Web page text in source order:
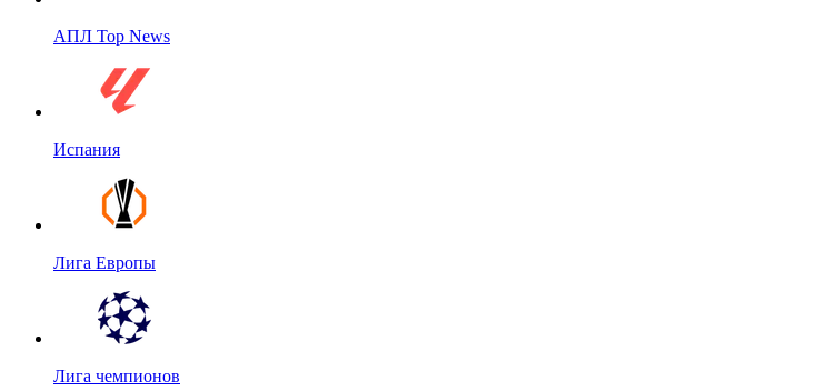
АПЛ Top News
Испания
Лига Европы
Лига чемпионов